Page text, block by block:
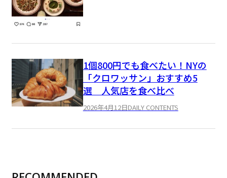
1個800円でも食べたい！NYの
「クロワッサン」おすすめ5
選 人気店を食べ比べ
2026年4月12日DAILY CONTENTS